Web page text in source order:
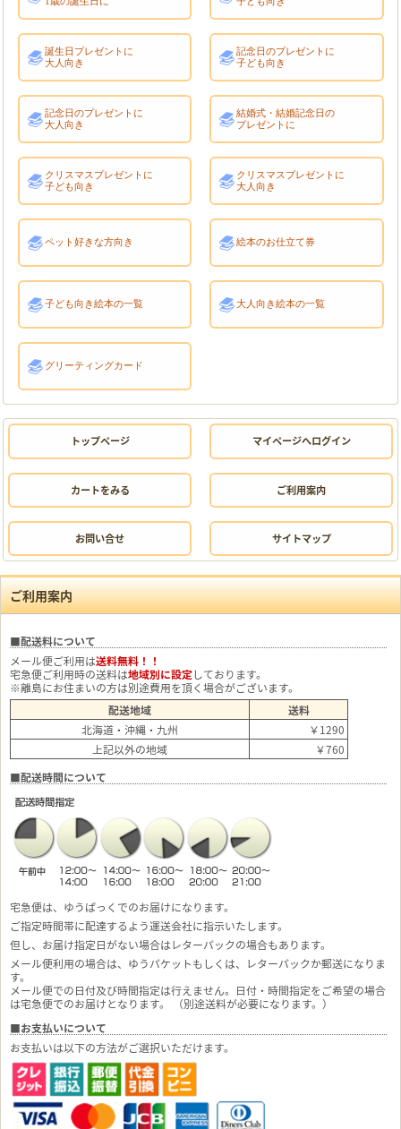
誕生日プレゼントに
大人向き
記念日のプレゼントに
子ども向き
記念日のプレゼントに
大人向き
結婚式・結婚記念日の
プレゼントに
クリスマスプレゼントに
子ども向き
クリスマスプレゼントに
大人向き
ペット好きな方向き 絵本のお仕立て券
子ども向き絵本の一覧 大人向き絵本の一覧
グリーティングカード
トップページ マイページへログイン
カートをみる ご利用案内
お問い合せ サイトマップ
ご利用案内
■配送料について
メール便ご利用は送料無料！！
宅急便ご利用時の送料は地域別に設定しております。
※離島にお住まいの方は別途費用を頂く場合がございます。
配送地域
送料
北海道・沖縄・九州
￥1290
上記以外の地域
￥760
■配送時間について
宅急便は、ゆうぱっくでのお届けになります。
ご指定時間帯に配達するよう運送会社に指示いたします。
但し、お届け指定日がない場合はレターパックの場合もあります。
メール便利用の場合は、ゆうパケットもしくは、レターパックか郵送になりま
す。
メール便での日付及び時間指定は行えません。日付・時間指定をご希望の場合
は宅急便でのお届けとなります。 （別途送料が必要になります。）
■お支払いについて
お支払いは以下の方法がご選択いただけます。